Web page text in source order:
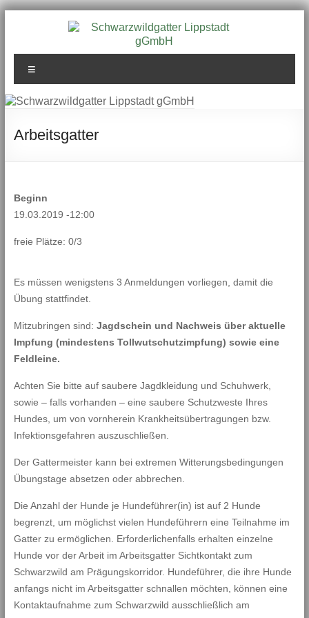
Schwarzwildgatter
Lippstadt gGmbH
Arbeitsgatter
Beginn
19.03.2019 -12:00
freie Plätze: 0/3
Es müssen wenigstens 3 Anmeldungen vorliegen, damit die
Übung stattfindet.
Mitzubringen sind: Jagdschein und Nachweis über aktuelle
Impfung (mindestens Tollwutschutzimpfung) sowie eine
Feldleine.
Achten Sie bitte auf saubere Jagdkleidung und Schuhwerk,
sowie – falls vorhanden – eine saubere Schutzweste Ihres
Hundes, um von vornherein Krankheitsübertragungen bzw.
Infektionsgefahren auszuschließen.
Der Gattermeister kann bei extremen Witterungsbedingungen
Übungstage absetzen oder abbrechen.
Die Anzahl der Hunde je Hundeführer(in) ist auf 2 Hunde
begrenzt, um möglichst vielen Hundeführern eine Teilnahme im
Gatter zu ermöglichen. Erforderlichenfalls erhalten einzelne
Hunde vor der Arbeit im Arbeitsgatter Sichtkontakt zum
Schwarzwild am Prägungskorridor. Hundeführer, die ihre Hunde
anfangs nicht im Arbeitsgatter schnallen möchten, können eine
Kontaktaufnahme zum Schwarzwild ausschließlich am